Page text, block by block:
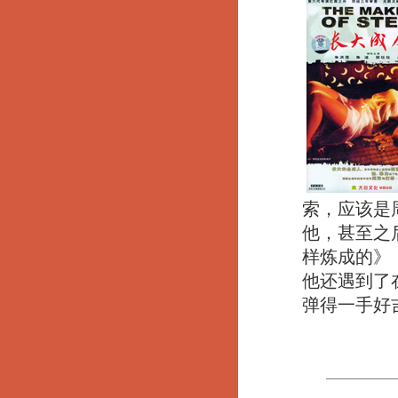
索，应该是
他，甚至之
样炼成的》
他还遇到了
弹得一手好